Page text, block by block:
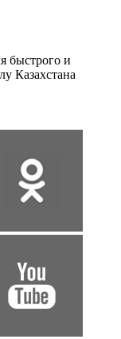
быстрого и
Казахстана